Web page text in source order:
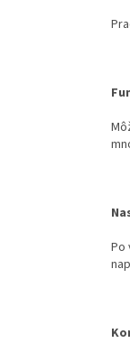
Po